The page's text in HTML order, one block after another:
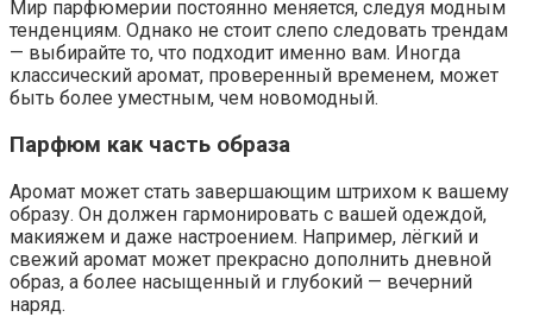
Мир парфюмерии постоянно меняется, следуя модным
тенденциям. Однако не стоит слепо следовать трендам
— выбирайте то, что подходит именно вам. Иногда
классический аромат, проверенный временем, может
быть более уместным, чем новомодный.
Парфюм как часть образа
Аромат может стать завершающим штрихом к вашему
образу. Он должен гармонировать с вашей одеждой,
макияжем и даже настроением. Например, лёгкий и
свежий аромат может прекрасно дополнить дневной
образ, а более насыщенный и глубокий — вечерний
наряд.